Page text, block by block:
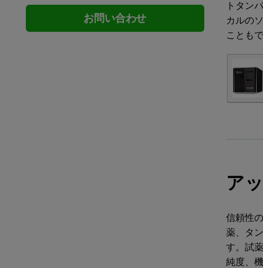
お問い合わせ
トタン
カルの
ことも
ア
信頼性
薬、タ
す。試
純度、